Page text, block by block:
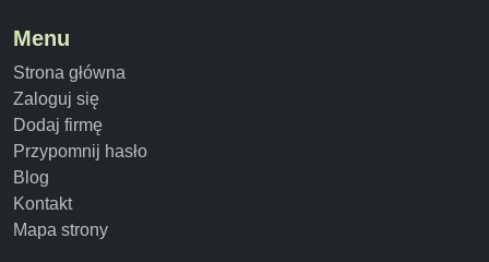
Menu
Strona główna
Zaloguj się
Dodaj firmę
Przypomnij hasło
Blog
Kontakt
Mapa strony